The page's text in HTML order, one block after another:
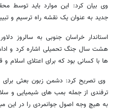
وی بیان کرد: این موارد باید توسط
جدید به عنوان یک نقشه راه ترسیم و
استاندار خراسان جنوبی به سالروز
هشت سال جنگ تحمیلی اشاره کرد و
ها با کسانی بود که برای اعتلای اسلام و
وی تصریح کرد: دشمن زبون بعثی
ترفندی از جمله بمب های شیمیایی و
به هیچ وجه اصول جوانمردی را در این